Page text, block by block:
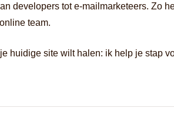
developers tot e-mailmarketeers. Zo
team.
huidige site wilt halen: ik help je stap